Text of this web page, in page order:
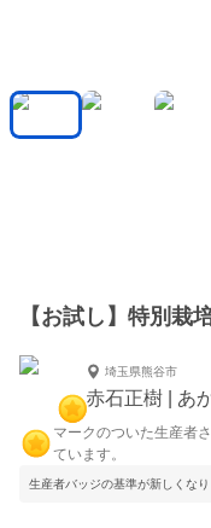
【お試し】特別栽
埼玉県熊谷市
赤石正樹 | あ
マークのついた生産者
ています。
生産者バッジの基準が新しくなり